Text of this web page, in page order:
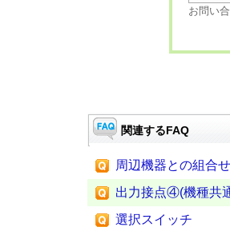
お問い
関連するFAQ
周辺機器との組合
出力接点④(機種共
選択スイッチ